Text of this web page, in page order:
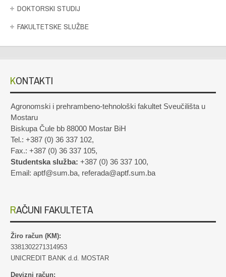
DOKTORSKI STUDIJ
FAKULTETSKE SLUŽBE
KONTAKTI
Agronomski i prehrambeno-tehnološki fakultet Sveučilišta u
Mostaru
Biskupa Čule bb 88000 Mostar BiH
Tel.: +387 (0) 36 337 102,
Fax.: +387 (0) 36 337 105,
Studentska služba: +387 (0) 36 337 100,
Email: aptf@sum.ba, referada@aptf.sum.ba
RAČUNI FAKULTETA
Žiro račun (KM):
3381302271314953
UNICREDIT BANK d.d. MOSTAR
Devizni račun: